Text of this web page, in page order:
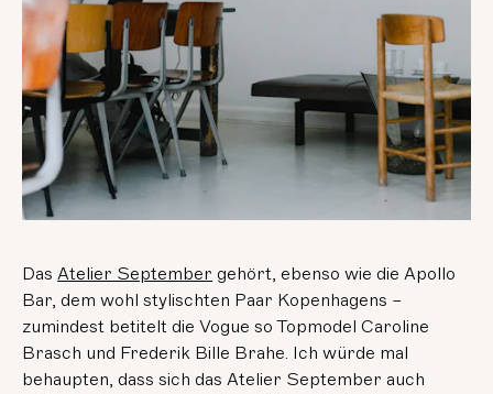
DasAtelier September gehört, ebenso wie die Apollo
Bar, dem wohl stylischten Paar Kopenhagens –
zumindest betitelt die Vogue so Topmodel Caroline
Brasch und Frederik Bille Brahe. Ich würde mal
behaupten, dass sich das Atelier September auch